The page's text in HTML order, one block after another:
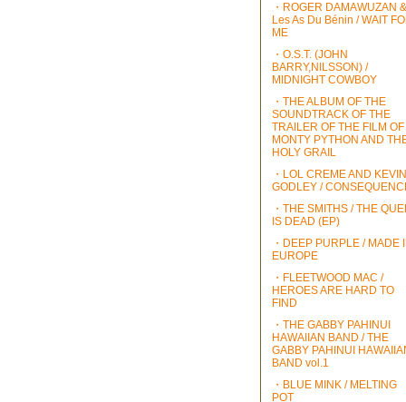
・ROGER DAMAWUZAN &
Les As Du Bénin / WAIT
ME
・O.S.T. (JOHN
BARRY,NILSSON) /
MIDNIGHT COWBOY
・THE ALBUM OF THE
SOUNDTRACK OF THE
TRAILER OF THE FILM OF
MONTY PYTHON AND
HOLY GRAIL
・LOL CREME AND KEVIN
GODLEY /
・THE SMITHS / THE
IS DEAD (EP)
・DEEP PURPLE / MADE
EUROPE
・FLEETWOOD MAC /
HEROES ARE HARD TO
FIND
・THE GABBY PAHINUI
HAWAIIAN BAND / THE
GABBY PAHINUI
BAND vol.1
・BLUE MINK / MELTING
POT